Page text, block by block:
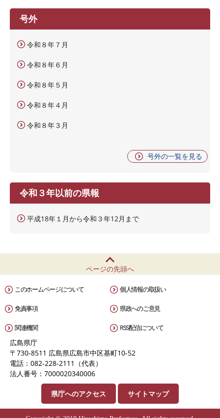
号外
令和８年７月
令和８年６月
令和８年５月
令和８年４月
令和８年３月
号外の一覧を見る
令和３年以前の県報
平成18年１月から令和３年12月まで
ページの先頭へ
このホームページについて 個人情報の取扱い
免責事項 県政へのご意見
関連機関 RSS配信について
広島県庁
〒730-8511 広島県広島市中区基町10-52
電話：082-228-2111（代表）
法人番号：7000020340006
県庁へのアクセス サイトマップ